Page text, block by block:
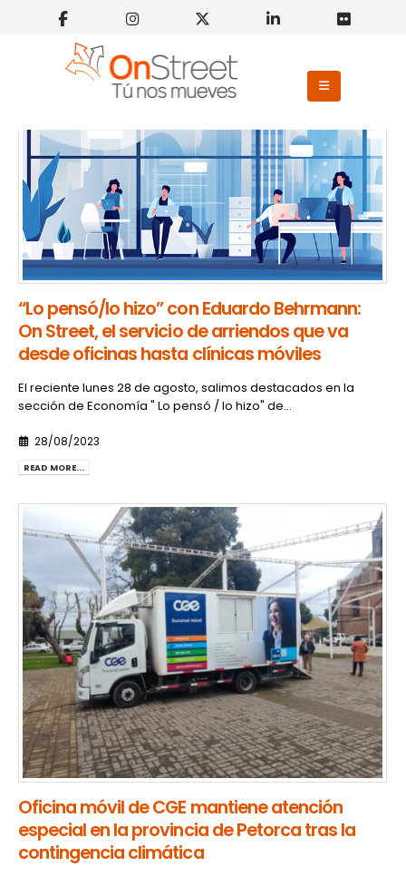
“Lo pensó/lo hizo” con Eduardo Behrmann:
On Street, el servicio de arriendos que va
desde oficinas hasta clínicas móviles
El reciente lunes 28 de agosto, salimos destacados en la
sección de Economía " Lo pensó / lo hizo" de...
28/08/2023
READ MORE...
Oficina móvil de CGE mantiene atención
especial en la provincia de Petorca tras la
contingencia climática